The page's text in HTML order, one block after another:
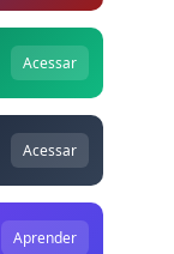
Acessar
Acessar
Aprender